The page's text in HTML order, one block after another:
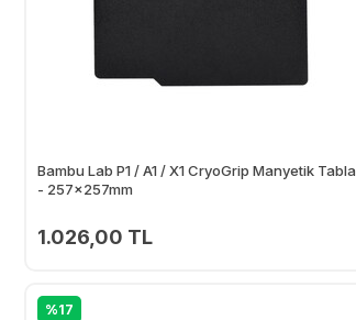
Bambu Lab P1 / A1 / X1 CryoGrip Manyetik Tabla
- 257x257mm
1.026,00 TL
%17